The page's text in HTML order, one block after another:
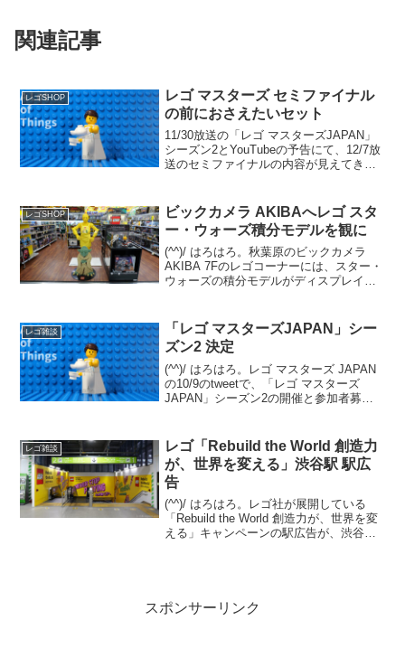
関連記事
レゴSHOP
レゴ マスターズ セミファイナル
の前におさえたいセット
11/30放送の「レゴ マスターズJAPAN」
シーズン2とYouTubeの予告にて、12/7放
送のセミファイナルの内容が見えてきま
ンハーフ」に近く、乗り物の既存...
レゴSHOP
ビックカメラ AKIBAへレゴ スタ
ー・ウォーズ積分モデルを観に
(^^)/ はろはろ。秋葉原のビックカメラ
AKIBA 7Fのレゴコーナーには、スター・
ウォーズの積分モデルがディスプレイさ
リしたアニメ調の積分モデルではなく...
レゴ雑談
「レゴ マスターズJAPAN」シー
ズン2 決定
(^^)/ はろはろ。レゴ マスターズ JAPAN
の10/9のtweetで、「レゴ マスターズ
JAPAN」シーズン2の開催と参加者募集
が、チャレンジされる方はゼヒ。番組...
レゴ雑談
レゴ「Rebuild the World 創造力
が、世界を変える」渋谷駅 駅広
告
(^^)/ はろはろ。レゴ社が展開している
「Rebuild the World 創造力が、世界を変
える」キャンペーンの駅広告が、渋谷駅
スポンサーリンク